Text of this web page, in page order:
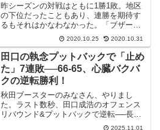
昨シーズンの対戦はともに1勝1敗。地区
の下位だったこともあり、連勝を期待す
るもそれはかなわなかった。「ブザービ
ーター」の因縁の相手ではあるが前節１
００点ゲームを許した秋田はどこまで修
正できたか？今後を占う重要な試合だ。
2020-21 B1第...
2020.10.25 2020.10.31
田口の執念プットバックで「止め
た」7連敗──66-65、心臓バクバ
クの逆転勝利！
秋田ブースターのみなさん、やりまし
た。ラスト数秒、田口成浩のオフェンス
リバウンド&プットバックで逆転──長か
った連敗をついにストップです。内容は
2025.11.01